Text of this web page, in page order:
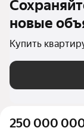
новые
Купить
250 000